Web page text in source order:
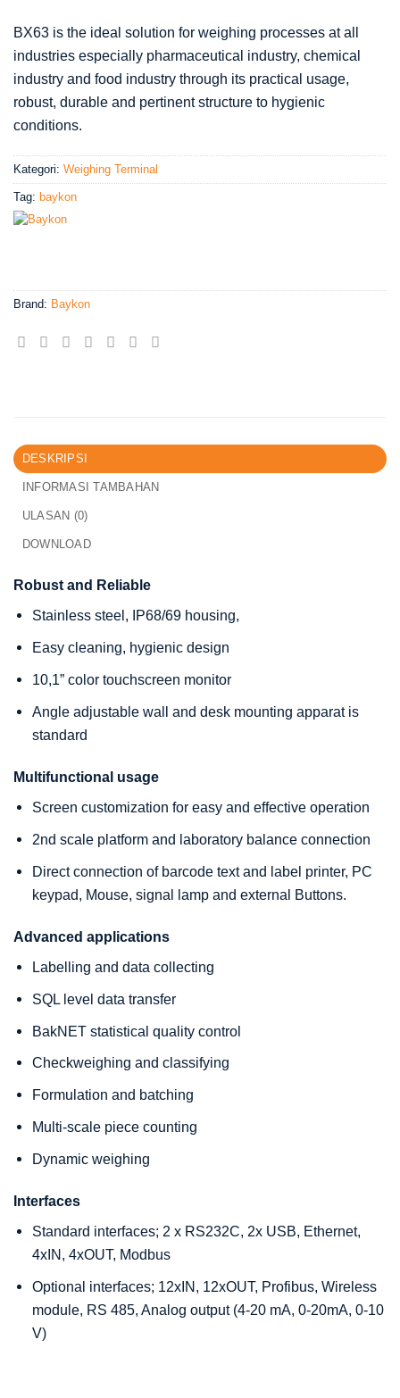
BX63 is the ideal solution for weighing processes at all
industries especially pharmaceutical industry, chemical
industry and food industry through its practical usage,
robust, durable and pertinent structure to hygienic
conditions.
Kategori: Weighing Terminal
Tag: baykon
Brand: Baykon
DESKRIPSI
INFORMASI TAMBAHAN
ULASAN (0)
DOWNLOAD
Robust and Reliable
Stainless steel, IP68/69 housing,
Easy cleaning, hygienic design
10,1” color touchscreen monitor
Angle adjustable wall and desk mounting apparat is
standard
Multifunctional usage
Screen customization for easy and effective operation
2nd scale platform and laboratory balance connection
Direct connection of barcode text and label printer, PC
keypad, Mouse, signal lamp and external Buttons.
Advanced applications
Labelling and data collecting
SQL level data transfer
BakNET statistical quality control
Checkweighing and classifying
Formulation and batching
Multi-scale piece counting
Dynamic weighing
Interfaces
Standard interfaces; 2 x RS232C, 2x USB, Ethernet,
4xIN, 4xOUT, Modbus
Optional interfaces; 12xIN, 12xOUT, Profibus, Wireless
module, RS 485, Analog output (4-20 mA, 0-20mA, 0-10
V)